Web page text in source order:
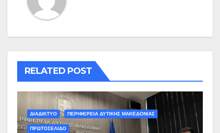
RELATED POST
ΔΙΑΔΙΚΤΥΟ ΠΕΡΙΦΕΡΕΙΑ ΔΥΤΙΚΗΣ ΜΑΚΕΔΟΝΙΑΣ
ΠΡΩΤΟΣΕΛΙΔΟ